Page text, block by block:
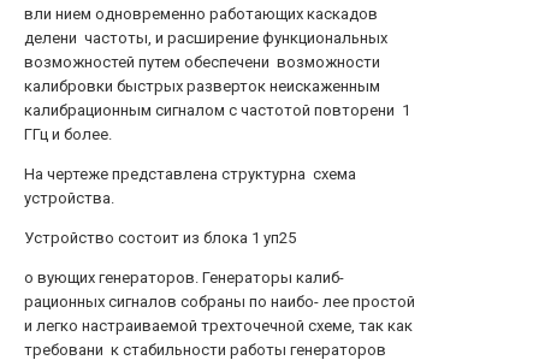
вли нием одновременно работающих каскадов
делени частоты, и расширение функциональных
возможностей путем обеспечени возможности
калибровки быстрых разверток неискаженным
калибрационным сигналом с частотой повторени 1
ГГц и более.
На чертеже представлена структурна схема
устройства.
Устройство состоит из блока 1 уп25
о вующих генераторов. Генераторы калиб-
рационных сигналов собраны по наибо- лее простой
и легко настраиваемой трехточечной схеме, так как
требовани к стабильности работы генераторов